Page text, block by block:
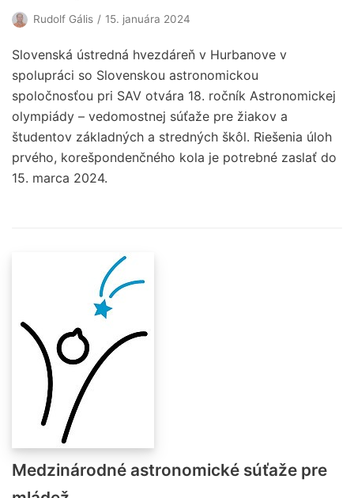
Rudolf Gális 15. januára 2024
Slovenská ústredná hvezdáreň v Hurbanove v
spolupráci so Slovenskou astronomickou
spoločnosťou pri SAV otvára 18. ročník Astronomickej
olympiády – vedomostnej súťaže pre žiakov a
študentov základných a stredných škôl. Riešenia úloh
prvého, korešpondenčného kola je potrebné zaslať do
15. marca 2024.
Medzinárodné astronomické súťaže pre